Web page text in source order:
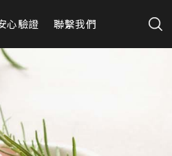
心驗證 聯繫我們